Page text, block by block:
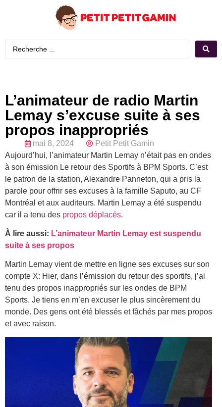
L’animateur de radio Martin
Lemay s’excuse suite à ses
propos inappropriés
mai 8, 2024
Petit Petit Gamin
Aujourd’hui, l’animateur Martin Lemay n’était pas en ondes
à son émission Le retour des Sportifs à BPM Sports. C’est
le patron de la station, Alexandre Panneton, qui a pris la
parole pour offrir ses excuses à la famille Saputo, au CF
Montréal et aux auditeurs. Martin Lemay a été suspendu
car il a tenu des propos déplacés.
À lire aussi: L’animateur Martin Lemay est suspendu
suite à ses propos
Martin Lemay vient de mettre en ligne ses excuses sur son
compte X: Hier, dans l’émission du retour des sportifs, j’ai
tenu des propos inappropriés sur les ondes de BPM
Sports. Je tiens en m’en excuser le plus sincèrement du
monde. Des gens ont été blessés et fâchés par mes propos
et avec raison.